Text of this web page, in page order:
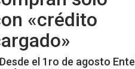
«crédito
el 1ro de agosto Entel